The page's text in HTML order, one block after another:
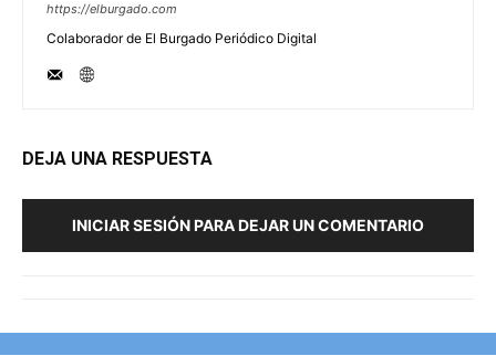
https://elburgado.com
Colaborador de El Burgado Periódico Digital
DEJA UNA RESPUESTA
INICIAR SESIÓN PARA DEJAR UN COMENTARIO